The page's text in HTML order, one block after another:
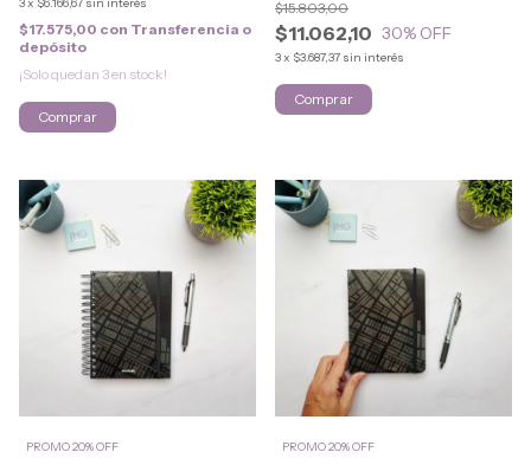
$17.575,00 con Transferencia o
depósito
¡Solo quedan 3en stock!
Comprar
$11.062,10
$15.803,00
30% OFF
3x $3.687,37 sin interés
Comprar
PROMO 20% OFF PROMO 20% OFF